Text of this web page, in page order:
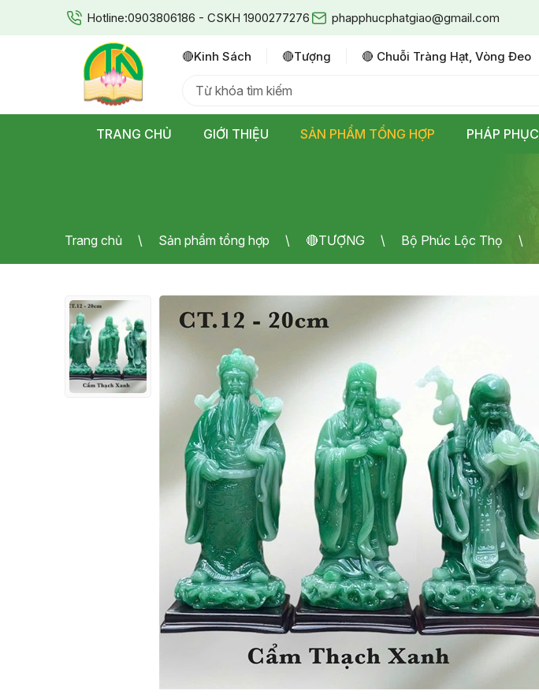
Hotline:0903806186 - CSKH 1900277276 phapphucphatgiao@gmail.com
🔴kinh Sách 🔴tượng 🔴 Chuỗi Tràng Hạt, Vòng Đeo
TRANG CHỦ GIỚI THIỆU SẢN PHẨM TỔNG HỢP PHÁP PHỤC
Trang chủ Sản phẩm tổng hợp 🔴TƯỢNG Bộ Phúc Lộc Thọ